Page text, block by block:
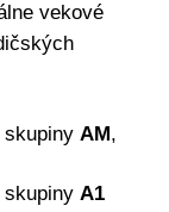
vekové
AM,
A1